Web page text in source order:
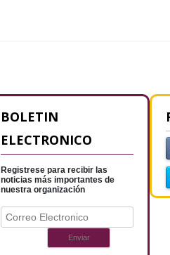
BOLETIN
ELECTRONICO
Registrese para recibir las
noticias más importantes de
nuestra organización